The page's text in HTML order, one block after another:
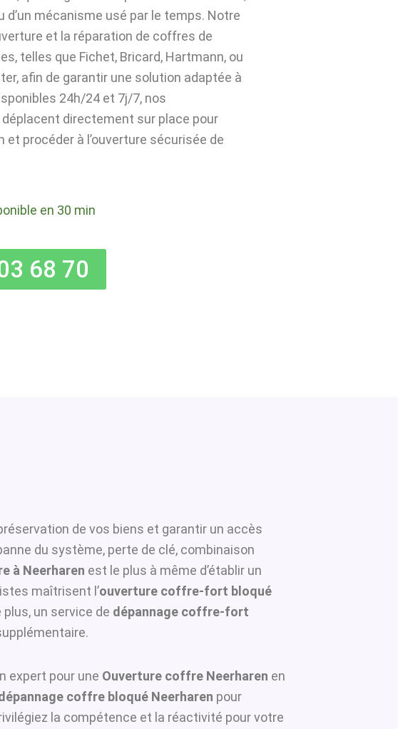
d’un mécanisme usé par le temps. Notre
et la réparation de coffres de
telles que Fichet, Bricard, Hartmann, ou
afin de garantir une solution adaptée à
24h/24 et 7j/7, nos
directement sur place pour
et procéder à l’ouverture sécurisée de
en 30 min
68 70
de vos biens et garantir un accès
du système, perte de clé, combinaison
à Neerharen est le plus à même d’établir un
maîtrisent l’ouverture coffre-fort bloqué
un service de dépannage coffre-fort
expert pour une Ouverture coffre Neerharen en
coffre bloqué Neerharen pour
la compétence et la réactivité pour votre